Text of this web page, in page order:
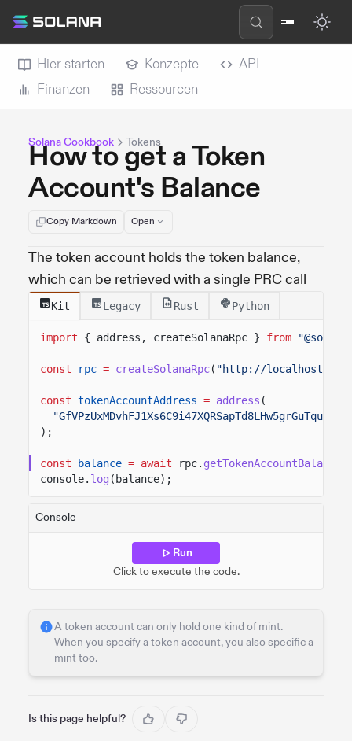
Hier starten Konzepte
API
Finanzen
Ressourcen
Solana Cookbook Tokens
How to get a Token
Account's Balance
Copy Markdown Open
The token account holds the token balance,
which can be retrieved with a single PRC call
Kit Legacy Rust Python
import { address, createSolanaRpc } from
const rpc = createSolanaRpc( "http://
const tokenAccountAddress = address (
"GfVPzUxMDvhFJ1Xs6C9i47XQRSapTd8LHw5grGuTquyQ"
);
const balance = await rpc. getTokenAccountBalance
console. log (balance);
Console
Run
Click to execute the code.
A token account can only hold one kind of mint.
When you specify a token account, you also specific a
mint too.
Is this page helpful?